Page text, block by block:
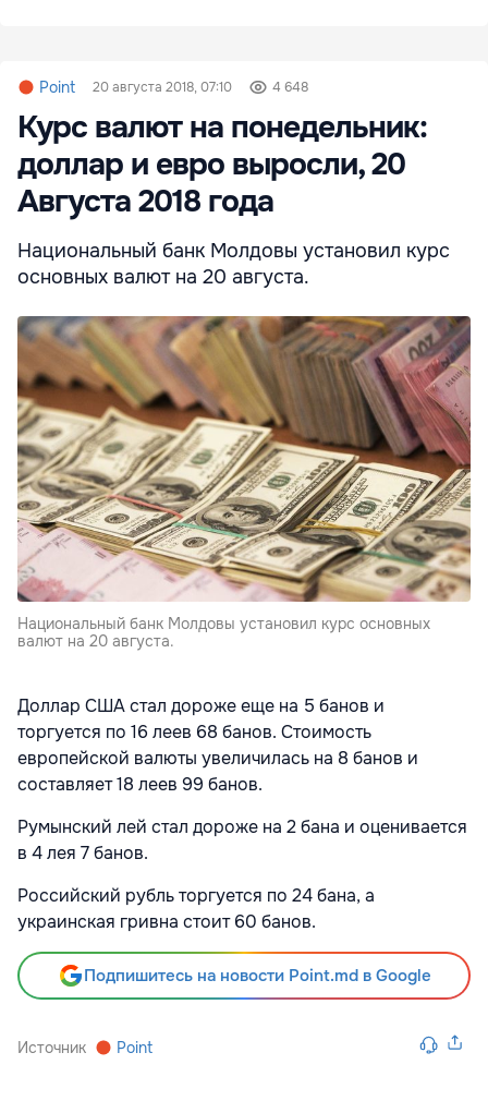
Point 20 августа 2018, 07:10 4 648
Курс валют на понедельник:
доллар и евро выросли, 20
Августа 2018 года
Национальный банк Молдовы установил курс
основных валют на 20 августа.
Национальный банк Молдовы установил курс основных
валют на 20 августа.
Доллар США стал дороже еще на 5 банов и
торгуется по 16 леев 68 банов. Стоимость
европейской валюты увеличилась на 8 банов и
составляет 18 леев 99 банов.
Румынский лей стал дороже на 2 бана и оценивается
в 4 лея 7 банов.
Российский рубль торгуется по 24 бана, а
украинская гривна стоит 60 банов.
Подпишитесь на новости Point.md в Google
Источник Point